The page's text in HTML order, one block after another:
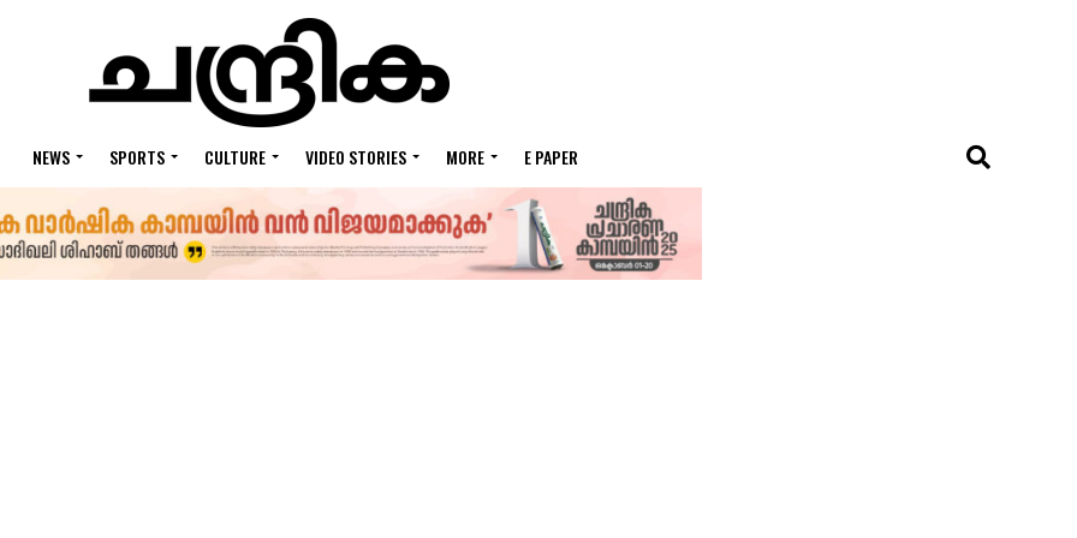
NEWS SPORTS CULTURE VIDEO STORIES MORE E PAPER